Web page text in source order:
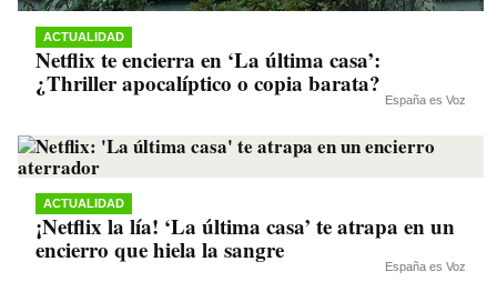
ACTUALIDAD
Netflix te encierra en ‘La última casa’:
¿Thriller apocalíptico o copia barata?
España es Voz
ACTUALIDAD
¡Netflix la lía! ‘La última casa’ te atrapa en un
encierro que hiela la sangre
España es Voz